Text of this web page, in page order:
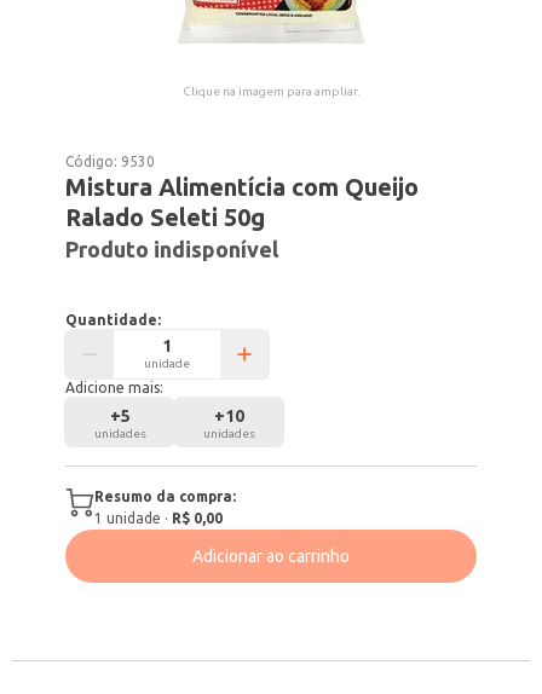
Clique na imagem para ampliar.
Código: 9530
Mistura Alimentícia com Queijo
Ralado Seleti 50g
Produto indisponível
Quantidade:
unidade
Adicione mais:
+5
unidades
+10
unidades
Resumo da compra:
1 unidade · R$ 0,00
Adicionar ao carrinho